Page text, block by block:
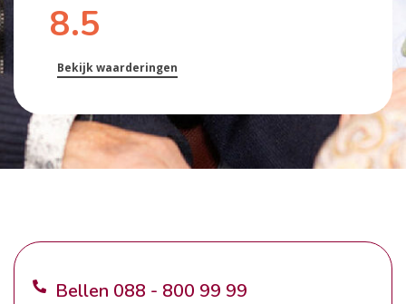
8.5
Bekijk waarderingen
Bellen 088 - 800 99 99